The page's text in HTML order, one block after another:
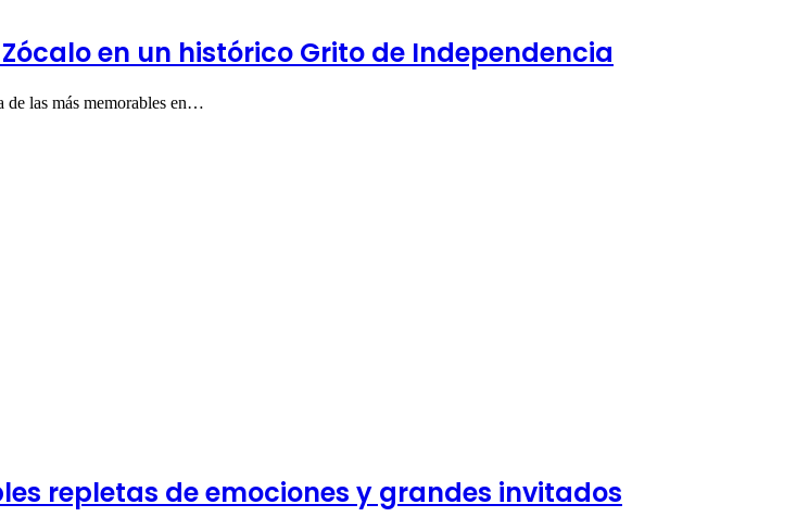
en un histórico Grito de Independencia
de las más memorables en…
repletas de emociones y grandes invitados